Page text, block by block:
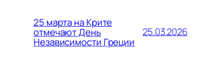
25 марта на Крите
отмечают День
Независимости Греции
25.03.2026